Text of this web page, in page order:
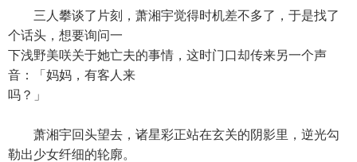
三人攀谈了片刻，萧湘宇觉得时机差不多了，于是找了
个话头，想要询问一
下浅野美咲关于她亡夫的事情，这时门口却传来另一个声
音：「妈妈，有客人来
吗？」
萧湘宇回头望去，诸星彩正站在玄关的阴影里，逆光勾
勒出少女纤细的轮廓。